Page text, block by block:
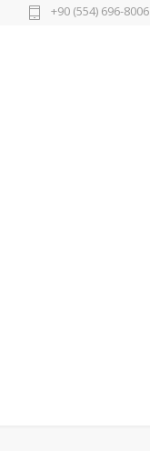
+90 (554) 696-8006